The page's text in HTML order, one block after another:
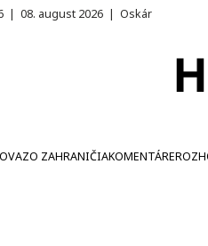
| 08. august 2026 | Oskár
ZO ZAHRANIČIAKOMENTÁRE